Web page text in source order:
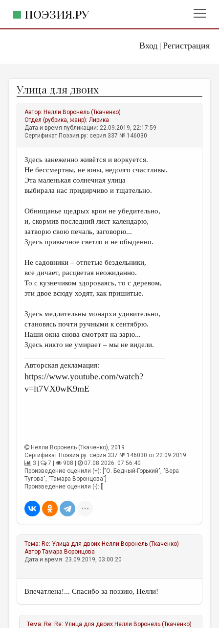
Вход| Регистрация
ПОЭЗИЯ.РУ
ЖАНРЫ
АВТОРЫ
КОММЕНТАРИИ
ЛИТСАЛОН
НОВОСТИ
ПРАВИЛА САЙТА
ИЗБРАННОЕ
ДАЙДЖЕСТ
ПЕРЕВОДЫ
КОНКУРСЫ
КНИЖНАЯ ПОЛКА
ОБЗОР ЛИТЕРАТУРЫ
ОБЪЯВЛЕНИЯ
КОЛОНКА РЕДАКТОРА
ЭССЕИСТИКА
ЛИТЕРАТУРОВЕДЕНИЕ
КУЛЬТУРОВЕДЕНИЕ
ПУБЛИЦИСТИКА
РЕЦЕНЗИРОВАНИЕ
ЦИКЛЫ ПУБЛИКАЦИЙ
ТРЕДИАКОВСКИЙ
МЕДИА
ВКОНТАКТЕ
Улица для двоих
Автор: Нелли Воронель (Ткаченко)
Отдел (рубрика, жанр):Лирика
Дата и время публикации: 22.09.2019, 22:17:59
Сертификат Поэзия.ру: серия 337 № 146030
Здесь занеженно живётся и воркуется.
Не бессмертны, не юны, недолго счастливы.
Эта маленькая солнечная улица
выбирала нас придирчиво и тщательно.
Обнищанье щедрых крон не убедительно,
и, скормив последний лист календарю,
затворю свою печаль, заговорю...
Здесь привычное светло и не обыденно.
Не садовники – отпетые бездельники,
все дичает, расцветая неожиданно.
То с кузнечиком здороваясь, то с деревом,
эти двое всюду ходят, как пришитые.
Здесь медлительны монархи удивительно,
становясь почти ручными к сентябрю.
Наши окна снова смотрят на зарю...
Здесь никто не умирает – мы не видели.
Авторская декламация:
https://www.youtube.com/watch?
v=lt7VX0wK9mE
Нелли Воронель (Ткаченко), 2019
Сертификат Поэзия.ру: серия 337 № 146030 от 22.09.2019
3 |
7 | 908 |
07.08.2026. 07:56:40
Произведение оценили (+): ["О. Бедный-Горький", "Вера
Тугова", "Тамара Воронцова"]
Произведение оценили (-): []
Тема: Re: Улица для двоих Нелли Воронель (Ткаченко)
АвторТамара Воронцова
Дата и время: 23.09.2019, 03:00:20
Впечатлена!... Спасибо за поэзию, Нелли!
Тема: Re: Re: Улица для двоих Нелли Воронель (Ткаченко)